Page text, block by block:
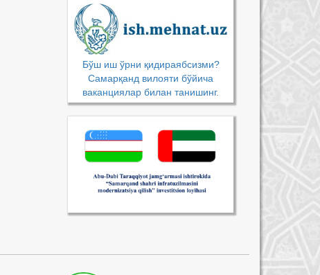
Бўш иш ўрни қидираябсизми?
Самарқанд вилояти бўйича
ваканциялар билан танишинг.